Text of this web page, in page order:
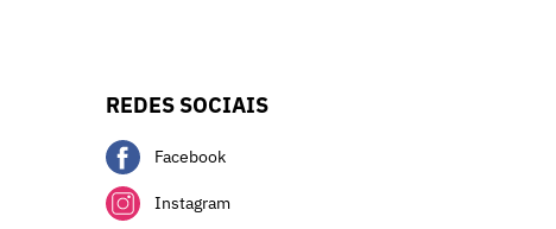
REDES SOCIAIS
Facebook
Instagram